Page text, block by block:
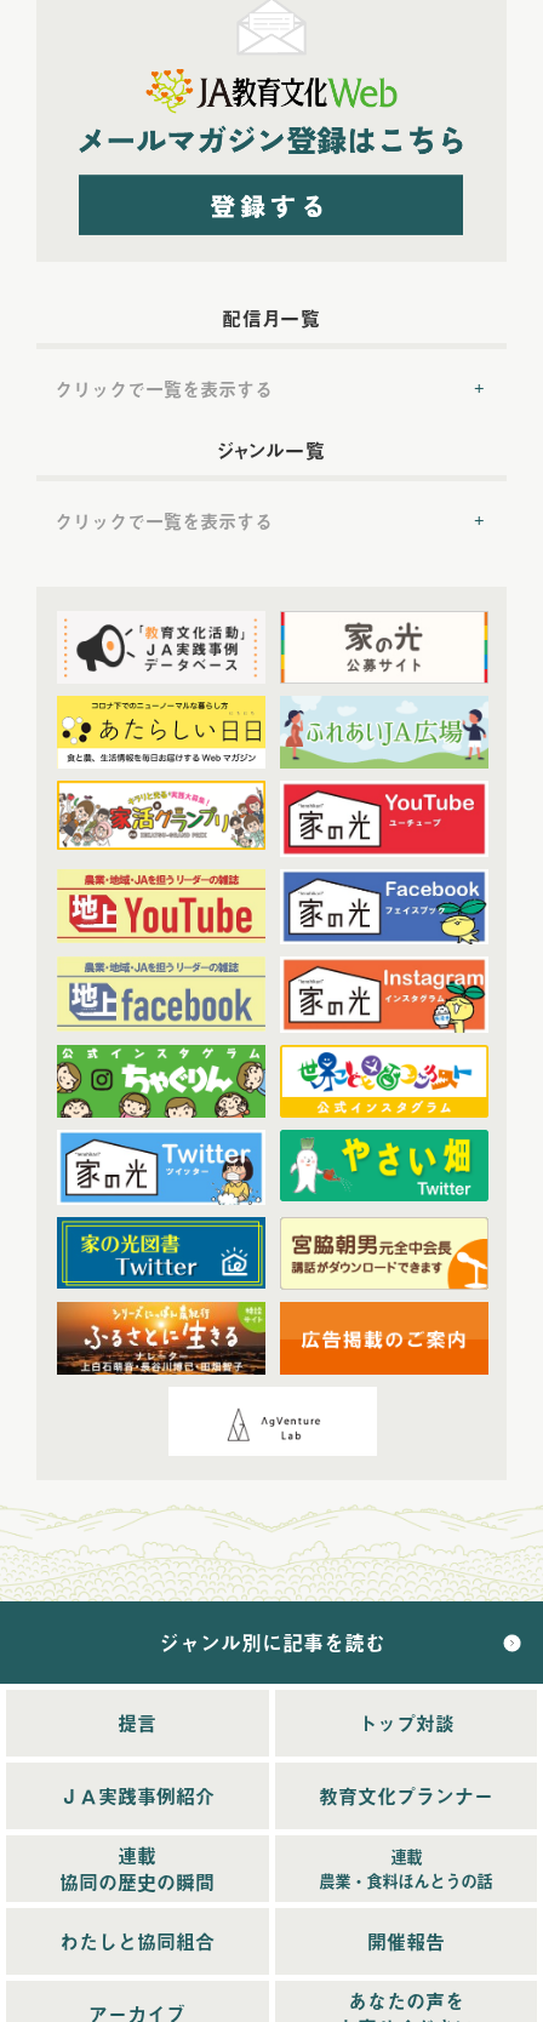
配信月一覧
クリックで一覧を表示する
2022年7月配信 (8)
2022年10月配信 (7)
2022年11月配信(6)
2023年配信(72)
2023年1月配信(6)
2023年2月配信(7)
2023年3月配信(6)
2023年4月配信(6)
2023年5月配信
(6)
2023年6月配信(5)
2023年7月配信(6)
2023年8月配信 (6)
2023年10月配信(6)
2023年11月配信(6)
2023年12月配信(6)
2024年配信(70)
2024年1月配信
2024年2月配信(7)
2024年4月配信(6)
2024年5月配信(6)
2024年10月配信
(6)
2024年11月配信(5)
2024年12月配信 (5)
(68)
2025年11月配信(6)
2025年12月配信
2025年1月配信(6)
2025年3月配信
2025年5月配信(6)
ジャンル一覧
クリックで一覧を表示する
トップ対談(50)
ＪＡ実践事例紹介 (37)
教育文化プランナー (19)
協同の歴史の瞬間(52)
農業・食料ほんとうの話(52)
わたしと協同組合(3)
開催報告(38)
あなたの声をお寄せください (1)
その他(1)
アーカイブ(7)
現代に語り継ぐ賀川豊彦とハル (6)
トップ対談アーカイブ(1)
ジャンル別に記事を読む
提言 トップ対談
ＪＡ実践事例紹介 教育文化プランナー
連載
協同の歴史の瞬間
連載
農業・食料ほんとうの話
わたしと協同組合 開催報告
アーカイブ
あなたの声を